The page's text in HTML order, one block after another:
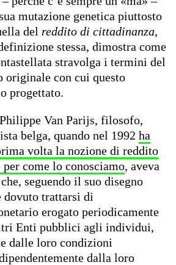
mutazione genetica piuttosto
del reddito di cittadinanza,
stessa, dimostra come
stravolga i termini del
originale con cui questo
progettato.
Van Parijs, filosofo,
belga, quando nel 1992 ha
volta la nozione di reddito
come lo conosciamo, aveva
seguendo il suo disegno
dovuto trattarsi di
erogato periodicamente
Enti pubblici agli individui,
dalle loro condizioni
dalla loro